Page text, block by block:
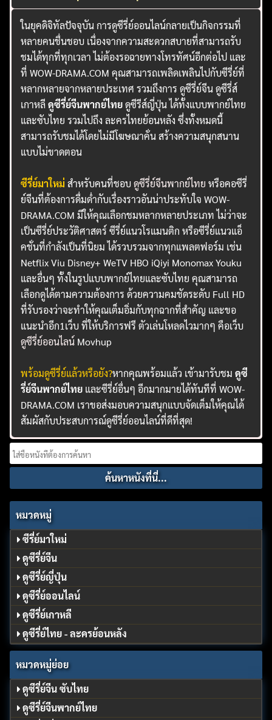
ในยุคดิจิทัลปัจจุบัน การดูซีรี่ย์ออนไลน์กลายเป็นกิจกรรมที่
หลายคนชื่นชอบ เนื่องจากความสะดวกสบายที่สามารถรับ
ชมได้ทุกที่ทุกเวลา ไม่ต้องรอฉายทางโทรทัศน์อีกต่อไป และ
ที่ WOW-DRAMA.COM คุณสามารถเพลิดเพลินไปกับซีรี่ย์ที่
หลากหลายจากหลายประเทศ รวมถึงการ ดูซีรี่ย์จีน ดูซีรี่ส์
เกาหลีดูซีรี่ย์จีนพากย์ไทยดูซีรีส์ญี่ปุ่น ได้ทั้งแบบพากย์ไทย
และซับไทย รวมไปถึง ละครไทยย้อนหลัง ซึ่งทั้งหมดนี้
สามารถรับชมได้โดยไม่มีโฆษณาคั่น สร้างความสนุกสนาน
แบบไม่ขาดตอน
ซีรี่ย์มาใหม่ สำหรับคนที่ชอบดูซีรี่ย์จีนพากย์ไทย หรือคอซีรี่
ย์จีนที่ต้องการดื่มด่ำกับเรื่องราวอันน่าประทับใจ WOW-
DRAMA.COM มีให้คุณเลือกชมหลากหลายประเภท ไม่ว่าจะ
เป็นซีรี่ย์ประวัติศาสตร์ ซีรี่ย์แนวโรแมนติก หรือซีรี่ย์แนวแอ็
คชั่นที่กำลังเป็นที่นิยม ได้รวบรวมจากทุกแพลตฟอร์ม เช่น
Netflix Viu Disney+ WeTV HBO iQiyi Monomax Youku
และอื่นๆ ทั้งในรูปแบบพากย์ไทยและซับไทย คุณสามารถ
เลือกดูได้ตามความต้องการ ด้วยความคมชัดระดับ Full HD
ที่รับรองว่าจะทำให้คุณเต็มอิ่มกับทุกฉากที่สำคัญ และขอ
แนะนำอีก1เว็บ ที่ให้บริการฟรี ตัวเล่นโหลดไวมากๆ คือเว็บ
ดูซีรี่ย์ออนไลน์ Movhup
พร้อมดูซีรี่ย์แล้วหรือยัง?หากคุณพร้อมแล้ว เข้ามารับชมดูซี
รี่ย์จีนพากย์ไทย และซีรี่ย์อื่นๆ อีกมากมายได้ทันทีที่ WOW-
DRAMA.COM เราขอส่งมอบความสนุกแบบจัดเต็มให้คุณได้
สัมผัสกับประสบการณ์ดูซีรี่ย์ออนไลน์ที่ดีที่สุด!
Search
for:
หมวดหมู่
ซีรี่ย์มาใหม่
ดูซีรี่ย์จีน
ดูซีรี่ย์ญี่ปุ่น
ดูซีรี่ย์ออนไลน์
ดูซีรี่ย์เกาหลี
ดูซีรี่ย์ไทย - ละครย้อนหลัง
หมวดหมู่ย่อย
ดูซีรี่ย์จีน ซับไทย
ดูซีรี่ย์จีนพากย์ไทย